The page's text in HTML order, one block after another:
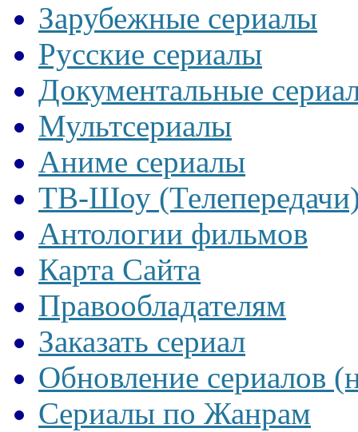
Зарубежные сериалы
Русские сериалы
Документальные
Мультсериалы
Аниме сериалы
ТВ-Шоу
Антологии фильмов
Карта Сайта
Правообладателям
Заказать сериал
Обновление сериалов
Сериалы по Жанрам